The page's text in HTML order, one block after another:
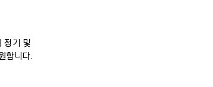
정기 및
합니다.